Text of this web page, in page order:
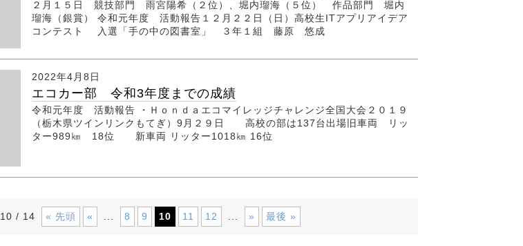
２月１５日 競技部門 雨宮陽希（２位）、堀内瑠海（５位） 作品部門 堀内
瑠海（銀賞） 令和元年度 活動報告１２月２２日（日）高校生ITアプリアイデア
コンテスト 入選「手の中の図書室」 ３年１組 藤原 悠成
2022年4月8日
エコカー部 令和3年度までの成績
令和元年度 活動報告 ・Ｈｏｎｄａエコマイレッジチャレンジ全国大会２０１９
（栃木県ツインリンクもてぎ）9月２９日 高校の部は137台出場旧車両 リッ
ター989㎞ 18位 新車両 リッター1018㎞ 16位
10 / 14 « 先頭 « ... 8 9 10 11 12 ... » 最後 »